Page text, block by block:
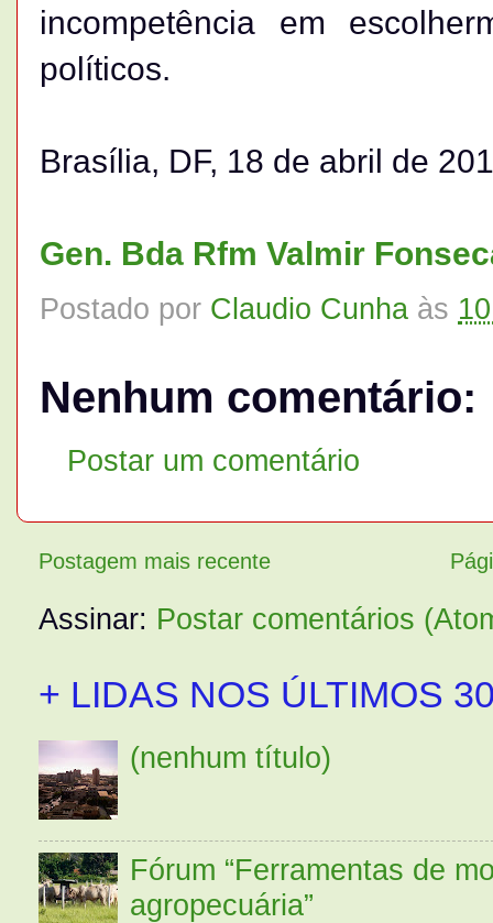
incompetência em
políticos.
Brasília, DF, 18 de abril de
Gen. Bda Rfm Valmir
Postado por Claudio Cunha às
Nenhum comentário:
Postar um comentário
Postagem mais recente
Assinar: Postar comentários
+ LIDAS NOS ÚLTIMOS
(nenhum título)
Fórum “Ferramentas de
agropecuária”